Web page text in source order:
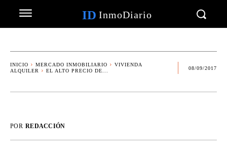
ID InmoDiario
INICIO MERCADO INMOBILIARIO
VIVIENDA
ALQUILER
EL ALTO PRECIO DE...
08/09/2017
POR REDACCIÓN